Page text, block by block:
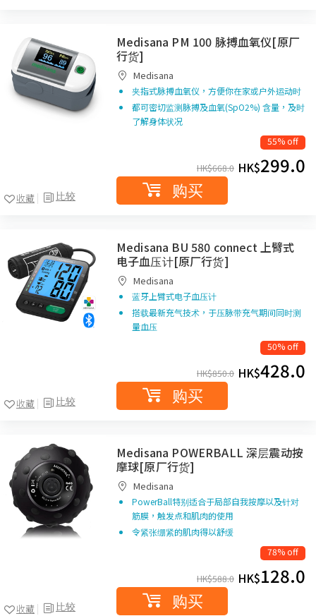
比较
收藏
Medisana PM 100 脉搏血氧仪[原厂
行货]
Medisana
夹指式脉搏血氧仪，方便你在家或户外运动时
都可密切监测脉搏及血氧(SpO2%) 含量，及时
了解身体状况
55% off
HK$668.0 HK$299.0
购买
比较
收藏
Medisana BU 580 connect 上臂式
电子血压计[原厂行货]
Medisana
蓝牙上臂式电子血压计
搭载最新充气技术，于压脉带充气期间同时测
量血压
50% off
HK$850.0 HK$428.0
购买
比较
收藏
Medisana POWERBALL 深层震动按
摩球[原厂行货]
Medisana
PowerBall特别适合于局部自我按摩以及针对
筋膜，触发点和肌肉的使用
令紧张绷紧的肌肉得以舒缓
78% off
HK$588.0 HK$128.0
购买